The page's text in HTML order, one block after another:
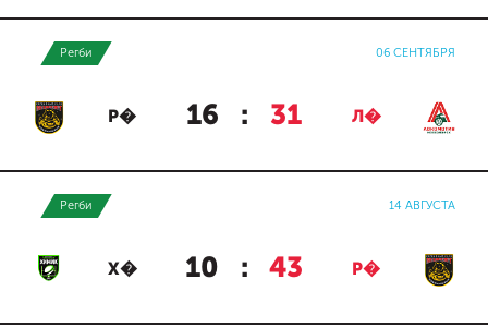
Регби 06 СЕНТЯБРЯ
Р� 16 : 31 Л�
Регби 14 АВГУСТА
Х� 10 : 43 Р�